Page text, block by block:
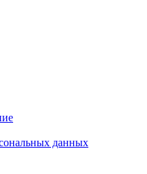
данных